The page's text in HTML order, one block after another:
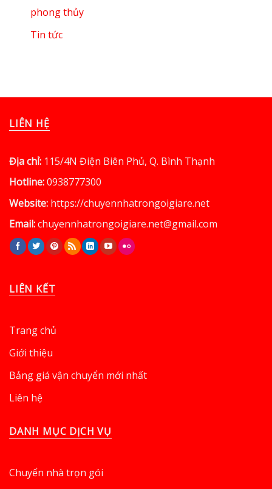
phong thủy
Tin tức
LIÊN HỆ
Địa chỉ: 115/4N Điện Biên Phủ, Q. Bình Thạnh
Hotline:0938777300
Website: https://chuyennhatrongoigiare.net
Email:chuyennhatrongoigiare.net@gmail.com
LIÊN KẾT
Trang chủ
Giới thiệu
Bảng giá vận chuyển mới nhất
Liên hệ
DANH MỤC DỊCH VỤ
Chuyển nhà trọn gói